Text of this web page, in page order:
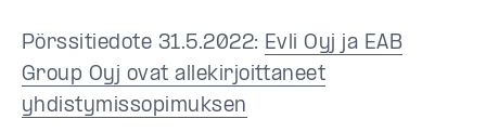
Pörssitiedote 31.5.2022: Evli Oyj ja EAB
Group Oyj ovat allekirjoittaneet
yhdistymissopimuksen